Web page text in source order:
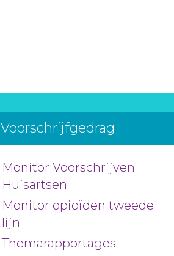
Voorschrijfgedrag
Monitor Voorschrijven
Huisartsen
Monitor opioïden tweede
lijn
Themarapportages